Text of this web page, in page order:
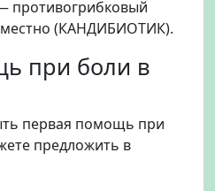
противогрибковый
местно (КАНДИБИОТИК).
при боли в
первая помощь при
предложить в